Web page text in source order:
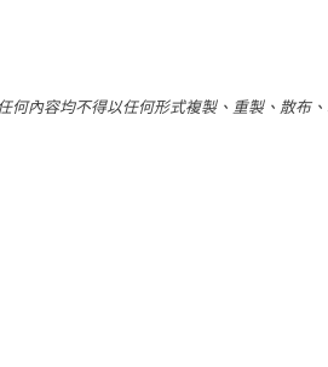
何內容均不得以任何形式複製、重製、散布